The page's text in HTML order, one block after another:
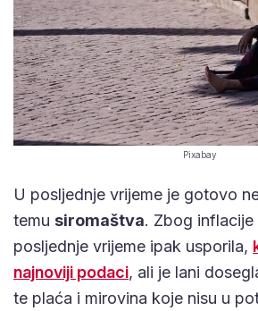
Pixabay
U posljednje vrijeme je gotovo
temu siromaštva. Zbog inflacije
posljednje vrijeme ipak usporila,
najnoviji podaci, ali je lani
te plaća i mirovina koje nisu u